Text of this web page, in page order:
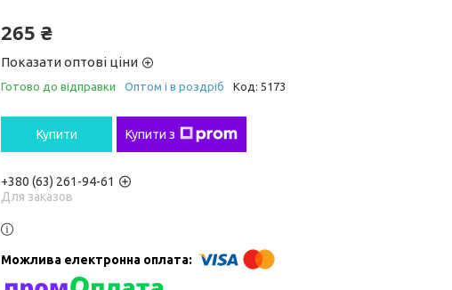
265 ₴
Показати оптові ціни
Готово до відправки Оптом і в роздріб Код: 5173
Купити Купити з
+380 (63) 261-94-61
Для заказов